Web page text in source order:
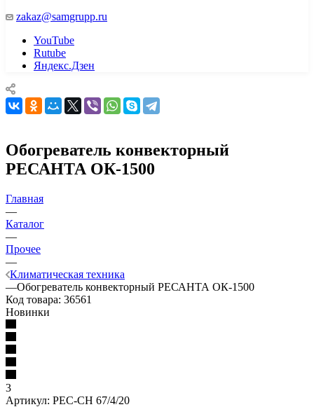
zakaz@samgrupp.ru
YouTube
Rutube
Яндекс.Дзен
Обогреватель конвекторный
РЕСАНТА ОК-1500
Главная
—
Каталог
—
Прочее
—
Климатическая техника
—Обогреватель конвекторный РЕСАНТА ОК-1500
Код товара: 36561
Новинки
3
Артикул: РЕС-СН 67/4/20